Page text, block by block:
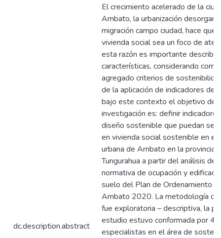
dc.description.abstract
El crecimiento acelerado de la
Ambato, la urbanización
migración campo ciudad, hace que
vivienda social sea un foco de
esta razón es importante describir
características, considerando
agregado criterios de
de la aplicación de indicadores de
bajo este contexto el objetivo de
investigación es: definir
diseño sostenible que puedan ser
en vivienda social sostenible en el
urbana de Ambato en la provincia
Tungurahua a partir del análisis de
normativa de ocupación y
suelo del Plan de Ordenamiento
Ambato 2020. La metodología
fue exploratoria – descriptiva, la
estudio estuvo conformada por 4
especialistas en el área de